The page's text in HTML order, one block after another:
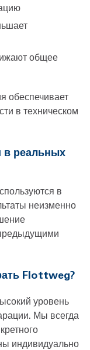
общее
обеспечивает
в техническом
в реальных
в
неизменно
Flottweg?
уровень
Мы всегда
индивидуально